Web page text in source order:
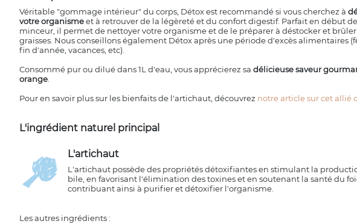
Véritable "gommage intérieur" du corps, Détox est recommandé si vous cherchez à
votre organismeet à retrouver de la légèreté et du confort digestif. Parfait en début
minceur, il permet de nettoyer votre organisme et de le préparer à déstocker et brûler
graisses. Nous conseillons également Détox après une période d'excès alimentaires
fin d'année, vacances, etc).
Consommé pur ou dilué dans 1L d'eau, vous apprécierez sa délicieuse saveur
orange
Pour en savoir plus sur les bienfaits de l'artichaut, découvrez notre article sur cet allié
L'ingrédient naturel principal
L'artichaut
L'artichaut possède des propriétés détoxifiantes en stimulant la
bile, en favorisant l'élimination des toxines et en soutenant la santé du
contribuant ainsi à purifier et détoxifier l'organisme.
Les autres ingrédients :